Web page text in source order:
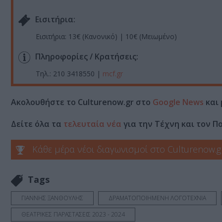
Eισιτήρια:
Εισιτήρια: 13€ (Κανονικό) | 10€ (Μειωμένο)
Πληροφορίες / Κρατήσεις:
Τηλ.: 210 3418550 | mcf.gr
Ακολουθήστε το Culturenow.gr στο Google News και
Δείτε όλα τα τελευταία νέα για την Τέχνη και τον
Κάθε μέρα νέοι διαγωνισμοί στο
Tags
ΓΙΑΝΝΗΣ ΞΑΝΘΟΥΛΗΣ
ΔΡΑΜΑΤΟΠΟΙΗΜΕΝΗ ΛΟΓΟΤΕΧΝΙΑ
ΘΕΑΤΡΙΚΕΣ ΠΑΡΑΣΤΑΣΕΙΣ 2023 - 2024